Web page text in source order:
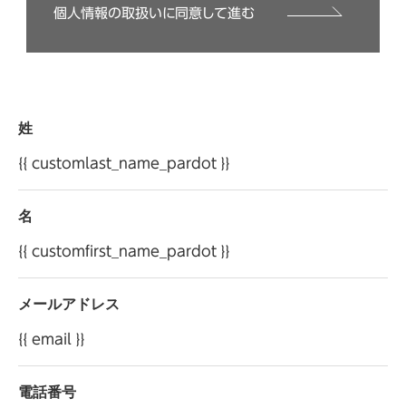
結果に基づくものを含みます）
・お客様のお問合せ、ご要望へのご対応
は、本サイトの提供にかかる業務または利用目的の
示する場合がございます。
を求められた場合には、遅滞なくその調査を行い、特
別な理由のない限りこれに応じます。「開示等の求め」
申し出ください。
個人情報の取扱いに同意して進む
姓
{{ customlast_name_pardot }}
名
{{ customfirst_name_pardot }}
メールアドレス
{{ email }}
電話番号